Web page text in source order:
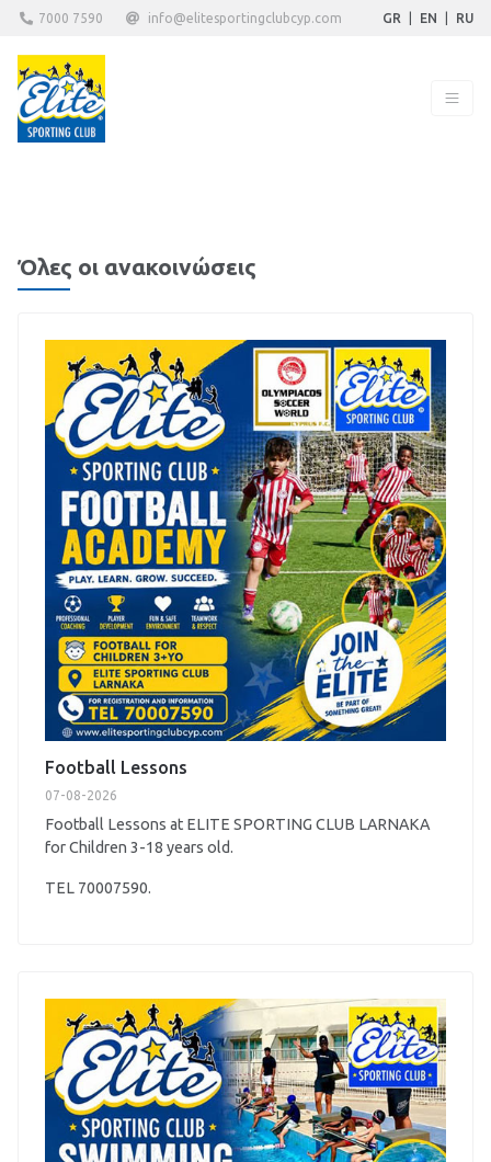
7000 7590 info@elitesportingclubcyp.com GR EN RU
Όλες οι ανακοινώσεις
Football Lessons
07-08-2026
Football Lessons at ELITE SPORTING CLUB LARNAKA
for Children 3-18 years old.
TEL 70007590.